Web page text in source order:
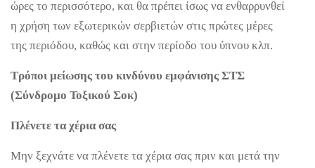
ώρες το περισσότερο, και θα πρέπει ίσως να ενθαρρυνθεί
η χρήση των εξωτερικών σερβιετών στις πρώτες μέρες
της περιόδου, καθώς και στην περίοδο του ύπνου κλπ.
Τρόποι μείωσης του κινδύνου εμφάνισης ΣΤΣ
(Σύνδρομο Τοξικού Σοκ)
Πλένετε τα χέρια σας
Μην ξεχνάτε να πλένετε τα χέρια σας πριν και μετά την